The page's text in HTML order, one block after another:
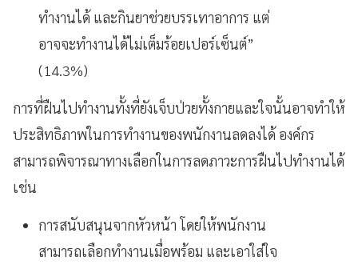
ทำงานได้ และกินยาช่วยบรรเทาอาการ แต่
อาจจะทำงานได้ไม่เต็มร้อยเปอร์เซ็นต์”
(14.3%)
การที่ฝืนไปทำงานทั้งที่ยังเจ็บป่วยทั้งกายและใจนั้นอาจทำให้
ประสิทธิภาพในการทำงานของพนักงานลดลงได้ องค์กร
สามารถพิจารณาทางเลือกในการลดภาวะการฝืนไปทำงานได้
เช่น
การสนับสนุนจากหัวหน้า โดยให้พนักงาน
สามารถเลือกทำงานเมื่อพร้อม และเอาใส่ใจ